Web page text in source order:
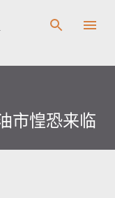
市惶恐来临